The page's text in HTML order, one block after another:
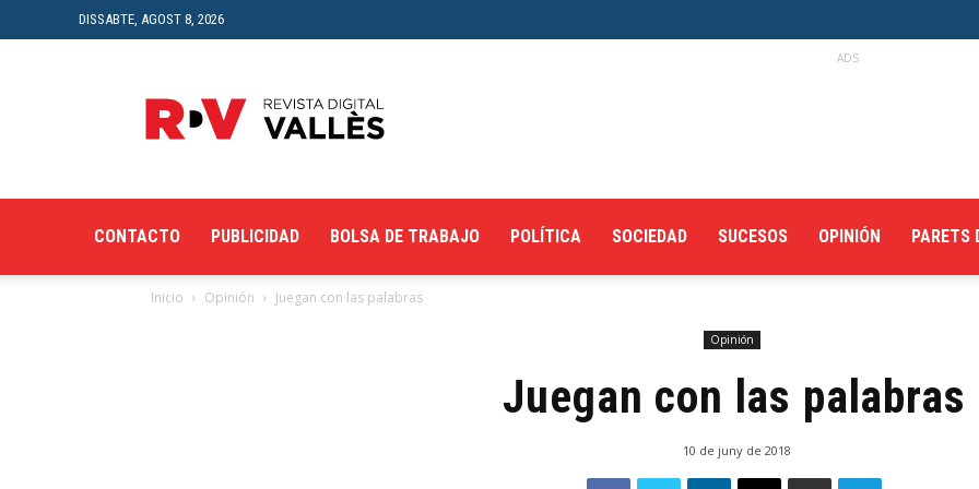
DISSABTE, AGOST 8, 2026
Digital
del
ADS
CONTACTO PUBLICIDAD BOLSA DE TRABAJO POLÍTICA SOCIEDAD SUCESOS OPINIÓN PARETS
Inicio Opinión Juegan con las palabras
Opinión
Juegan con las palabras
10 de juny de 2018